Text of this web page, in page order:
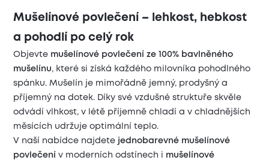
Mušelínové povlečení – lehkost, hebkost
a pohodlí po celý rok
Objevte mušelínové povlečení ze 100% bavlněného
mušelínu, které si získá každého milovníka pohodlného
spánku. Mušelín je mimořádně jemný, prodyšný a
příjemný na dotek. Díky své vzdušné struktuře skvěle
odvádí vlhkost, v létě příjemně chladí a v chladnějších
měsících udržuje optimální teplo.
V naší nabídce najdete
jednobarevné mušelínové
povlečení
v moderních odstínech i
mušelínové